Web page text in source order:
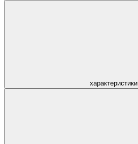
характеристики